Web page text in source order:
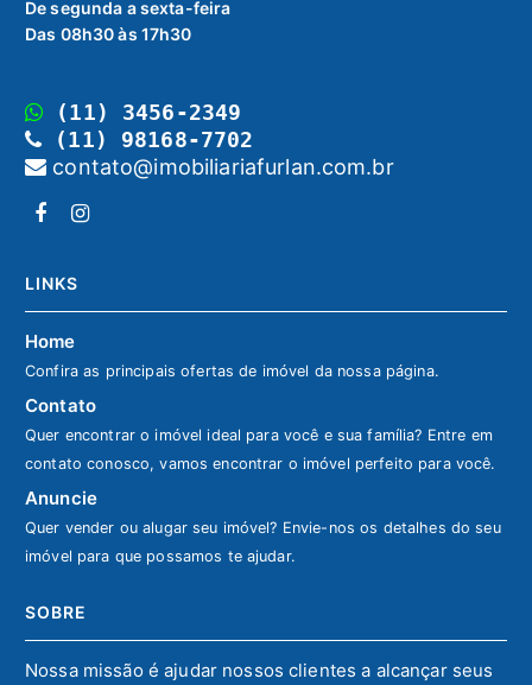
De segunda a sexta-feira
Das 08h30 às 17h30
(11) 3456-2349
(11) 98168-7702
contato@imobiliariafurlan.com.br
LINKS
Home
Confira as principais ofertas de imóvel da nossa página.
Contato
Quer encontrar o imóvel ideal para você e sua família? Entre em
contato conosco, vamos encontrar o imóvel perfeito para você.
Anuncie
Quer vender ou alugar seu imóvel? Envie-nos os detalhes do seu
imóvel para que possamos te ajudar.
SOBRE
Nossa missão é ajudar nossos clientes a alcançar seus